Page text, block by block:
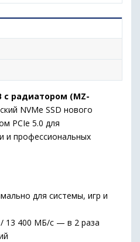
с радиатором (MZ-
NVMe SSD нового
PCIe 5.0 для
и профессиональных
для системы, игр и
13 400 МБ/с — в 2 раза